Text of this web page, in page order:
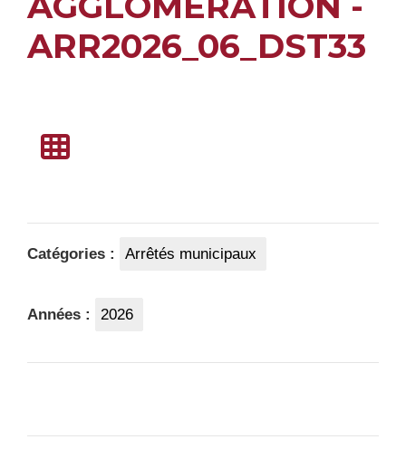
ARR2026_06_DST33
Catégories : Arrêtés municipaux
Années : 2026